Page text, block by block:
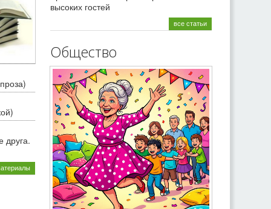
друга.
высоких гостей
все статьи
Общество